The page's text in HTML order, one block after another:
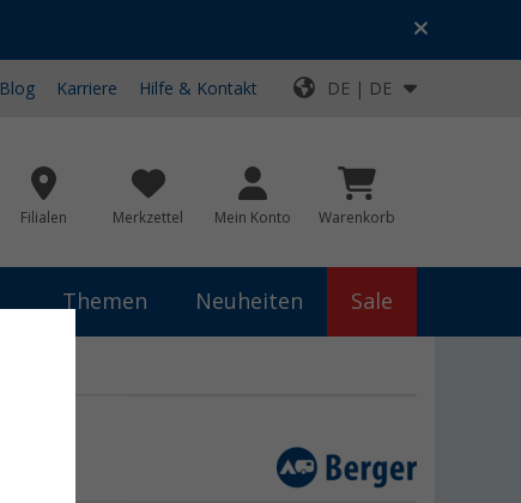
Top-Deals für dein Abenteuer!
Blog Karriere Hilfe & Kontakt DE | DE
Filialen Merkzettel Mein Konto Warenkorb
Themen Neuheiten Sale